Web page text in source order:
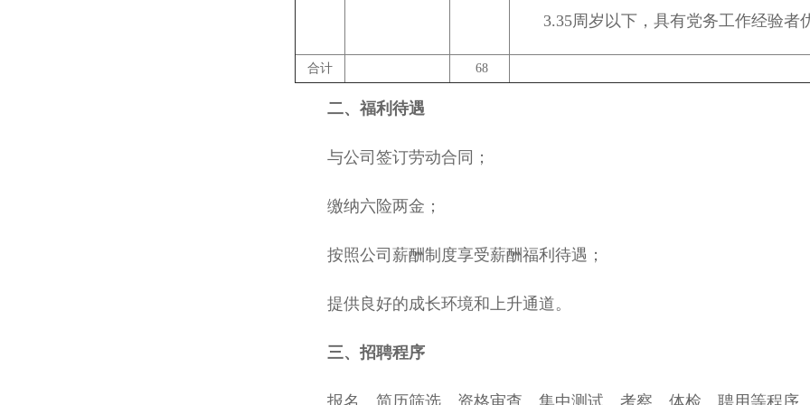
3.35周岁以下，具有党务工作经验者
合计 68
二、福利待遇
与公司签订劳动合同；
缴纳六险两金；
按照公司薪酬制度享受薪酬福利待遇；
提供良好的成长环境和上升通道。
三、招聘程序
报名、简历筛选、资格审查、集中测试、考察、体检、聘用等程序。